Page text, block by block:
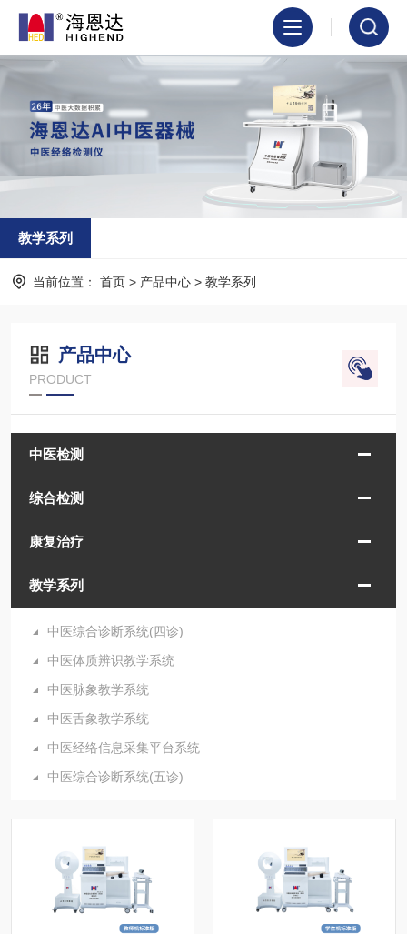
教学系列
当前位置： 首页 > 产品中心 > 教学系列
产品中心
PRODUCT
中医检测
综合检测
康复治疗
教学系列
中医综合诊断系统(四诊)
中医体质辨识教学系统
中医脉象教学系统
中医舌象教学系统
中医经络信息采集平台系统
中医综合诊断系统(五诊)